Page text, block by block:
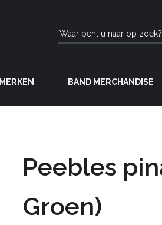
MERKEN BAND MERCHANDISE
Peebles
Groen)